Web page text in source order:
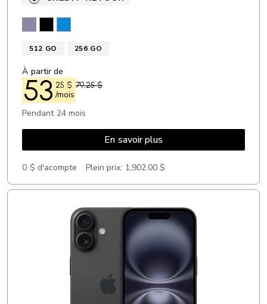
512 GO 256 GO
À partir de
53 25 $
/mois
79,25 $
Pendant 24 mois
En savoir plus
0 $ d'acompte Plein prix: 1,902.00 $